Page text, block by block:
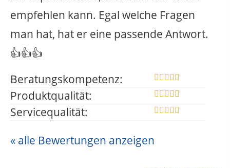
empfehlen kann. Egal welche Fragen
man hat, hat er eine passende Antwort.
👍👍👍
Beratungskompetenz:
Produktqualität:
Servicequalität:
« alle Bewertungen anzeigen